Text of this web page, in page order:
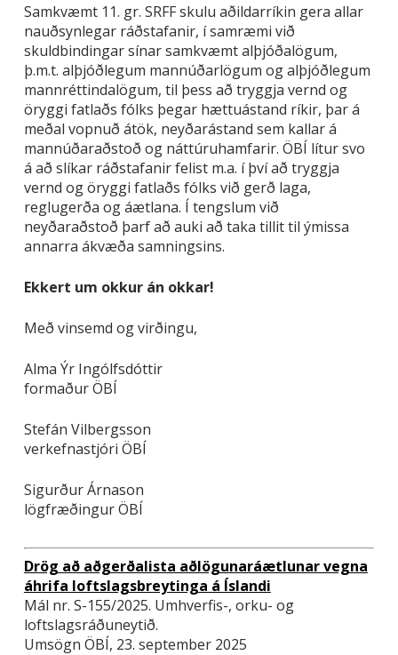
Samkvæmt 11. gr. SRFF skulu aðildarríkin gera allar
nauðsynlegar ráðstafanir, í samræmi við
skuldbindingar sínar samkvæmt alþjóðalögum,
þ.m.t. alþjóðlegum mannúðarlögum og alþjóðlegum
mannréttindalögum, til þess að tryggja vernd og
öryggi fatlaðs fólks þegar hættuástand ríkir, þar á
meðal vopnuð átök, neyðarástand sem kallar á
mannúðaraðstoð og náttúruhamfarir. ÖBÍ lítur svo
á að slíkar ráðstafanir felist m.a. í því að tryggja
vernd og öryggi fatlaðs fólks við gerð laga,
reglugerða og áætlana. Í tengslum við
neyðaraðstoð þarf að auki að taka tillit til ýmissa
annarra ákvæða samningsins.
Ekkert um okkur án okkar!
Með vinsemd og virðingu,
Alma Ýr Ingólfsdóttir
formaður ÖBÍ
Stefán Vilbergsson
verkefnastjóri ÖBÍ
Sigurður Árnason
lögfræðingur ÖBÍ
Drög að aðgerðalista aðlögunaráætlunar vegna
áhrifa loftslagsbreytinga á Íslandi
Mál nr. S-155/2025. Umhverfis-, orku- og
loftslagsráðuneytið.
Umsögn ÖBÍ, 23. september 2025